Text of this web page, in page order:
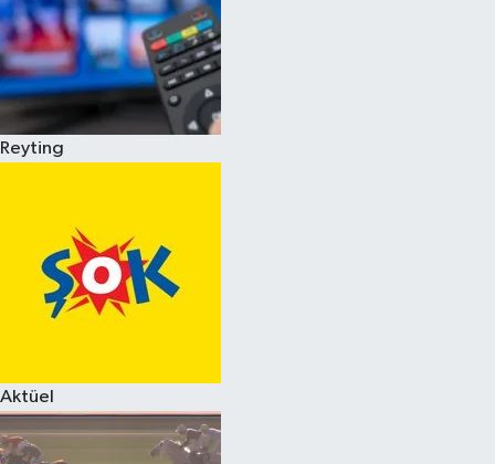
Reyting
Aktüel